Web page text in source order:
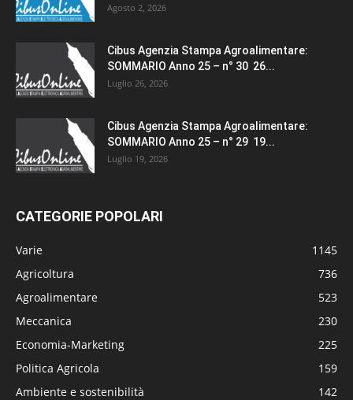
Agosto 2, 2026
Cibus Agenzia Stampa Agroalimentare:
SOMMARIO Anno 25 – n° 30 26...
Luglio 26, 2026
Cibus Agenzia Stampa Agroalimentare:
SOMMARIO Anno 25 – n° 29 19...
Luglio 19, 2026
CATEGORIE POPOLARI
Varie
1145
Agricoltura
736
Agroalimentare
523
Meccanica
230
Economia-Marketing
225
Politica Agricola
159
Ambiente e sostenibilità
142